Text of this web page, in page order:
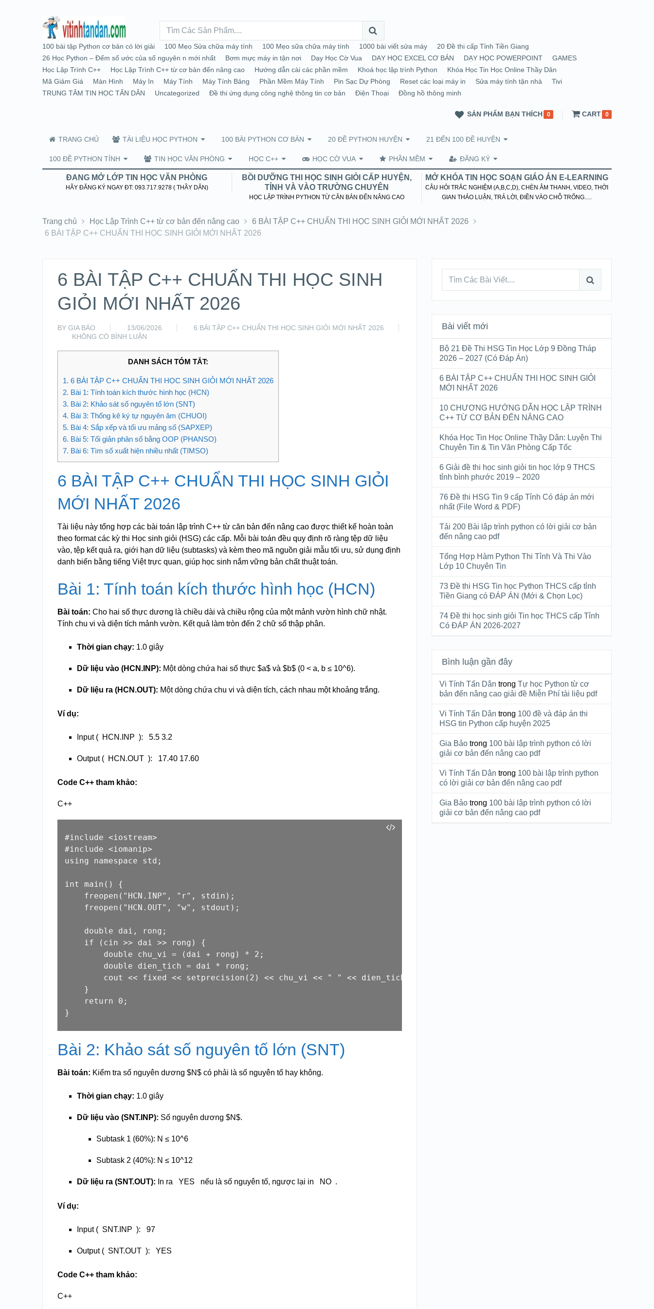
100 bài tập Python cơ bản có lời giải 100 Mẹo Sửa chữa máy tính 100 Mẹo sữa chữa máy tính 1000 bài viết sửa máy
20 Đề thi cấp Tỉnh Tiền Giang
26 Học Python – Đếm số ước của số nguyên n mới nhất
Bơm mực máy in tận nơi Dạy Học Cờ Vua DẠY HỌC EXCEL CƠ BẢN DẠY HỌC POWERPOINT
GAMES
Học Lập Trình C++
Học Lập Trình C++ từ cơ bản đến nâng cao Hướng dẫn cài các phần mềm Khoá học lập trình Python
Khóa Học Tin Học Online Thầy Dân
Mã Giảm Giá
Màn Hình Máy In Máy Tính Máy Tính Bảng Phần Mềm Máy Tính Pin Sạc Dự Phòng Reset các loại máy in Sửa máy tính tận nhà
Tivi
TRUNG TÂM TIN HỌC TẤN DÂN
Uncategorized Đề thi ứng dụng công nghệ thông tin cơ bản Điện Thoại Đồng hồ thông minh
SẢN PHẨM BẠN THÍCH 0 CART 0
TRANG CHỦ TÀI LIỆU HỌC PYTHON 100 BÀI PYTHON CƠ BẢN 20 ĐỀ PYTHON HUYỆN 21 ĐẾN 100 ĐỀ HUYỆN
100 ĐỀ PYTHON TỈNH TIN HỌC VĂN PHÒNG HỌC C++ HỌC CỜ VUA PHẦN MỀM ĐĂNG KÝ
ĐANG MỞ LỚP TIN HỌC VĂN PHÒNG
HÃY ĐĂNG KÝ NGAY ĐT: 093.717.9278 ( THẦY DÂN)
BỒI DƯỠNG THI HỌC SINH GIỎI CẤP HUYỆN,
TỈNH VÀ VÀO TRƯỜNG CHUYÊN
HỌC LẬP TRÌNH PYTHON TỪ CĂN BẢN ĐẾN NÂNG CAO
MỞ KHÓA TIN HỌC SOẠN GIÁO ÁN E-LEARNING
CÂU HỎI TRẮC NGHIỆM (A,B,C,D), CHÈN ÂM THANH, VIDEO, THỜI
GIAN THẢO LUẬN, TRẢ LỜI, ĐIỀN VÀO CHỖ TRỐNG.....
Trang chủ Học Lập Trình C++ từ cơ bản đến nâng cao
6 BÀI TẬP C++ CHUẨN THI HỌC SINH GIỎI MỚI NHẤT 2026
6 BÀI TẬP C++ CHUẨN THI HỌC SINH GIỎI MỚI NHẤT 2026
6 BÀI TẬP C++ CHUẨN THI HỌC SINH
GIỎI MỚI NHẤT 2026
BY GIA BẢO 13/06/2026
6 BÀI TẬP C++ CHUẨN THI HỌC SINH GIỎI MỚI NHẤT 2026
KHÔNG CÓ BÌNH LUẬN
DANH SÁCH TÓM TẮT:
1. 6 BÀI TẬP C++ CHUẨN THI HỌC SINH GIỎI MỚI NHẤT 2026
2. Bài 1: Tính toán kích thước hình học (HCN)
3. Bài 2: Khảo sát số nguyên tố lớn (SNT)
4. Bài 3: Thống kê ký tự nguyên âm (CHUOI)
5. Bài 4: Sắp xếp và tối ưu mảng số (SAPXEP)
6. Bài 5: Tối giản phân số bằng OOP (PHANSO)
7. Bài 6: Tìm số xuất hiện nhiều nhất (TIMSO)
6 BÀI TẬP C++ CHUẨN THI HỌC SINH GIỎI
MỚI NHẤT 2026
Tài liệu này tổng hợp các bài toán lập trình C++ từ căn bản đến nâng cao được thiết kế hoàn toàn
theo format các kỳ thi Học sinh giỏi (HSG) các cấp. Mỗi bài toán đều quy định rõ ràng tệp dữ liệu
vào, tệp kết quả ra, giới hạn dữ liệu (subtasks) và kèm theo mã nguồn giải mẫu tối ưu, sử dụng định
danh biến bằng tiếng Việt trực quan, giúp học sinh nắm vững bản chất thuật toán.
Bài 1: Tính toán kích thước hình học (HCN)
Bài toán: Cho hai số thực dương là chiều dài và chiều rộng của một mảnh vườn hình chữ nhật.
Tính chu vi và diện tích mảnh vườn. Kết quả làm tròn đến 2 chữ số thập phân.
Thời gian chạy: 1.0 giây
Dữ liệu vào (HCN.INP): Một dòng chứa hai số thực $a$ và $b$ (0 < a, b ≤ 10^6).
Dữ liệu ra (HCN.OUT): Một dòng chứa chu vi và diện tích, cách nhau một khoảng trắng.
Ví dụ:
Input ( HCN.INP ): 5.5 3.2
Output ( HCN.OUT ): 17.40 17.60
Code C++ tham khảo:
C++
#include <iostream>
#include <iomanip>
using
namespace std ;
int main ()
{
    freopen(
"HCN.INP" , "r" , stdin );
    freopen(
"HCN.OUT" , "w" , stdout );
double dai, rong;
if ( cin >> dai >> rong) {
double chu_vi = (dai + rong) * 2 ;
double dien_tich = dai * rong;
cout
<< fixed << setprecision( 2 ) << chu_vi << " " << dien_tich <<
    }
return
0 ;
Bài 2: Khảo sát số nguyên tố lớn (SNT)
Bài toán: Kiểm tra số nguyên dương $N$ có phải là số nguyên tố hay không.
Thời gian chạy: 1.0 giây
Dữ liệu vào (SNT.INP): Số nguyên dương $N$.
Subtask 1 (60%): N ≤ 10^6
Subtask 2 (40%): N ≤ 10^12
Dữ liệu ra (SNT.OUT): In ra YES nếu là số nguyên tố, ngược lại in NO .
Ví dụ:
Input ( SNT.INP ): 97
Output ( SNT.OUT ): YES
Code C++ tham khảo:
C++
Bài viết mới
Bộ 21 Đề Thi HSG Tin Học Lớp 9 Đồng Tháp
2026 – 2027 (Có Đáp Án)
6 BÀI TẬP C++ CHUẨN THI HỌC SINH GIỎI
MỚI NHẤT 2026
10 CHƯƠNG HƯỚNG DẪN HỌC LẬP TRÌNH
C++ TỪ CƠ BẢN ĐẾN NÂNG CAO
Khóa Học Tin Học Online Thầy Dân: Luyện Thi
Chuyên Tin & Tin Văn Phòng Cấp Tốc
6 Giải đề thi học sinh giỏi tin học lớp 9 THCS
tỉnh bình phước 2019 – 2020
76 Đề thi HSG Tin 9 cấp Tỉnh Có đáp án mới
nhất (File Word & PDF)
Tải 200 Bài lập trình python có lời giải cơ bản
đến nâng cao pdf
Tổng Hợp Hàm Python Thi Tỉnh Và Thi Vào
Lớp 10 Chuyên Tin
73 Đề thi HSG Tin học Python THCS cấp tỉnh
Tiền Giang có ĐÁP ÁN (Mới & Chọn Lọc)
74 Đề thi học sinh giỏi Tin học THCS cấp Tỉnh
Có ĐÁP ÁN 2026-2027
Bình luận gần đây
Vi Tính Tấn Dân trongTự học Python từ cơ
bản đến nâng cao giải đề Miễn Phí tài liệu pdf
Vi Tính Tấn Dân trong 100 đề và đáp án thi
HSG tin Python cấp huyện 2025
Gia Bảo trong 100 bài lập trình python có lời
giải cơ bản đến nâng cao pdf
Vi Tính Tấn Dân trong 100 bài lập trình python
có lời giải cơ bản đến nâng cao pdf
Gia Bảo trong 100 bài lập trình python có lời
giải cơ bản đến nâng cao pdf